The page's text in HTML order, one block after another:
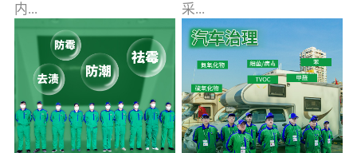
内...
空气污染净化治理）工业
文明的进步，创造了多姿
多彩的家居产品和生活情
调，但也带来了以甲醛为
采...
用行业公认奥维牌消毒
液，具备杀死人体冠状病
毒的功效，杀菌率
99.99%。相对于传统消毒